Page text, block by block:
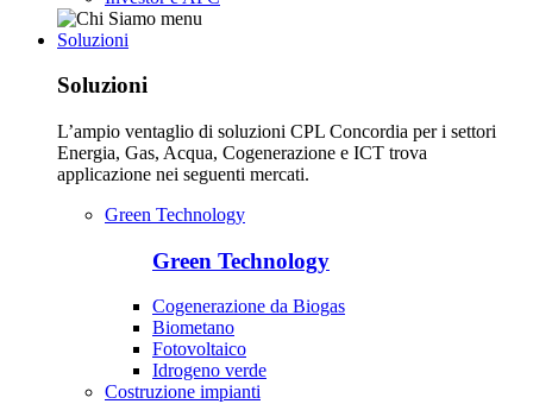
Soluzioni
Soluzioni
L’ampio ventaglio di soluzioni CPL Concordia per i settori
Energia, Gas, Acqua, Cogenerazione e ICT trova
applicazione nei seguenti mercati.
Green Technology
Green Technology
Cogenerazione da Biogas
Biometano
Fotovoltaico
Idrogeno verde
Costruzione impianti